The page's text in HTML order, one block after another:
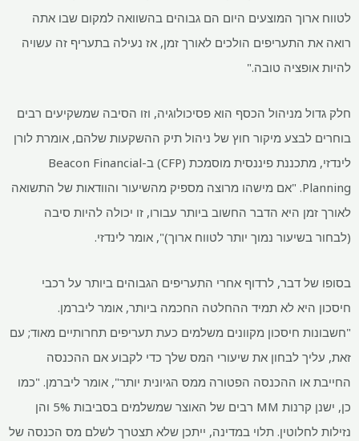
לטווח ארוך המוצעים היום הם גבוהים בהשוואה למקום שבו אתה
רואה את התעריפים הולכים לאורך זמן, אז נעילה בתעריף זה עשויה
להיות אופציה טובה."
חלק גדול מניהול הכסף הוא פסיכולוגיה, וזו הסיבה שמשקיעים רבים
בוחרים לבצע מיקור חוץ של ניהול תיק ההשקעות שלהם, אומרת לורן
לינדזי, מתכננת פיננסית מוסמכת (CFP) ב-Beacon Financial
Planning. "אם מישהו מרוצה מספיק מהשיעור והוודאות של התשואה
לאורך זמן היא הדבר החשוב ביותר עבורו, זו יכולה להיות סיבה
(לבחור בשיעור נמוך יותר לטווח ארוך)", אומר לינדזי.
בסופו של דבר, לרדוף אחרי התעריפים הגבוהים ביותר על רכבי
חיסכון היא לא תמיד ההחלטה החכמה ביותר, אומר ליברמן.
"חשבונות חיסכון מקוונים משלמים כעת תעריפים תחרותיים מאוד; עם
זאת, עליך לבחון את שיעורי המס שלך כדי לקבוע אם ההכנסה
החייבת או ההכנסה הפטורה ממס הגיונית יותר", אומר ליברמן. "כמו
כן, ישנן קרנות MM רבים של האוצר שמשלמים בסביבות 5% והן
נזילות לחלוטין. תלוי במדינה, ייתכן שלא תצטרך לשלם מס הכנסה של